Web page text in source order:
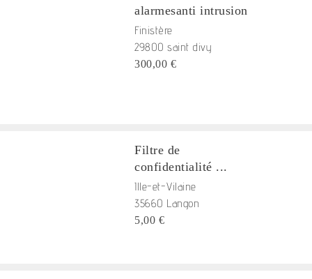
alarmesanti intrusion
Finistère
29800 saint divy
300,00 €
Filtre de
confidentialité ...
Ille-et-Vilaine
35660 Langon
5,00 €